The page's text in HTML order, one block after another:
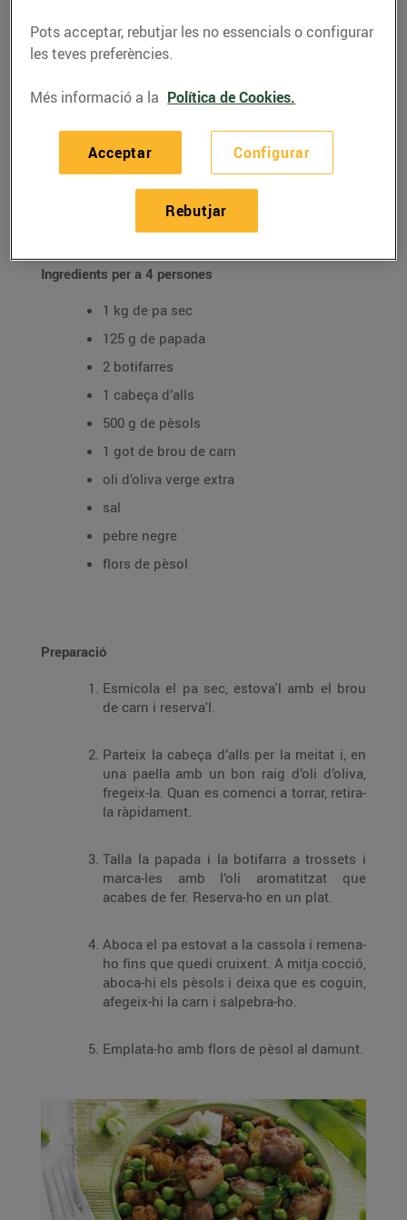
"Migas" amb papada,
botifarra i pèsols
Ingredients per a 4 persones
1 kg de pa sec
125 g de papada
2 botifarres
1 cabeça d’alls
500 g de pèsols
1 got de brou de carn
oli d’oliva verge extra
sal
pebre negre
flors de pèsol
Preparació
Esmicola el pa sec, estova'l amb el brou
de carn i reserva'l.
Parteix la cabeça d’alls per la meitat i, en
una paella amb un bon raig d’oli d’oliva,
fregeix-la. Quan es comenci a torrar, retira-
la ràpidament.
Talla la papada i la botifarra a trossets i
marca-les amb l’oli aromatitzat que
acabes de fer. Reserva-ho en un plat.
Aboca el pa estovat a la cassola i remena-
ho fins que quedi cruixent. A mitja cocció,
aboca-hi els pèsols i deixa que es coguin,
afegeix-hi la carn i salpebra-ho.
Emplata-ho amb flors de pèsol al damunt.
Pots acceptar, rebutjar les no essencials o configurar
les teves preferències.
Més informació a la Política de Cookies.
Configurar
Rebutjar
Acceptar